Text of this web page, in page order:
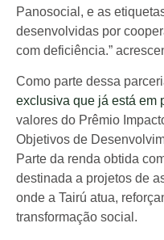
Panosocial, e as
desenvolvidas por
com deficiência.”
Como parte dessa
exclusiva que já está em
valores do Prêmio
Objetivos de
Parte da renda obtida
destinada a projetos de
onde a Tairú atua,
transformação social.